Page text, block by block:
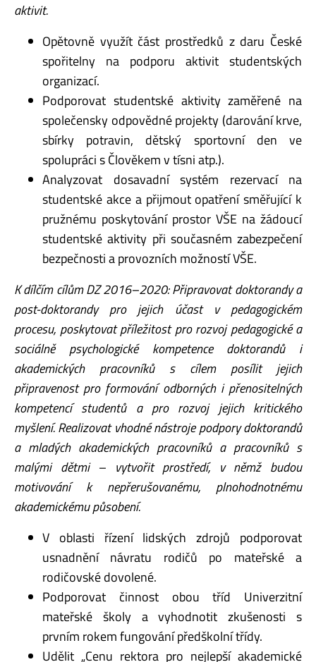
aktivit.
Opětovně využít část prostředků z daru České
spořitelny na podporu aktivit studentských
organizací.
Podporovat studentské aktivity zaměřené na
společensky odpovědné projekty (darování krve,
sbírky potravin, dětský sportovní den ve
spolupráci s Člověkem v tísni atp.).
Analyzovat dosavadní systém rezervací na
studentské akce a přijmout opatření směřující k
pružnému poskytování prostor VŠE na žádoucí
studentské aktivity při současném zabezpečení
bezpečnosti a provozních možností VŠE.
K dílčím cílům DZ 2016–2020: Připravovat doktorandy a
post-doktorandy pro jejich účast v pedagogickém
procesu, poskytovat příležitost pro rozvoj pedagogické a
sociálně psychologické kompetence doktorandů i
akademických pracovníků s cílem posílit jejich
připravenost pro formování odborných i přenositelných
kompetencí studentů a pro rozvoj jejich kritického
myšlení. Realizovat vhodné nástroje podpory doktorandů
a mladých akademických pracovníků a pracovníků s
malými dětmi – vytvořit prostředí, v němž budou
motivování k nepřerušovanému, plnohodnotnému
akademickému působení.
V oblasti řízení lidských zdrojů podporovat
usnadnění návratu rodičů po mateřské a
rodičovské dovolené.
Podporovat činnost obou tříd Univerzitní
mateřské školy a vyhodnotit zkušenosti s
prvním rokem fungování předškolní třídy.
Udělit „Cenu rektora pro nejlepší akademické